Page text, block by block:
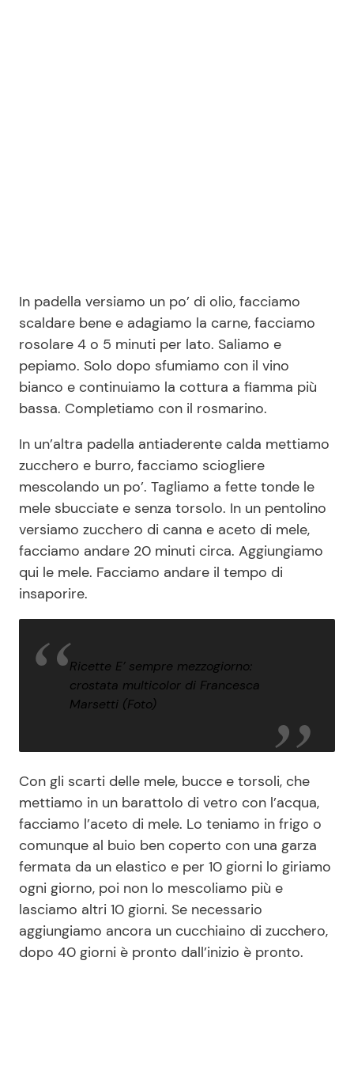
In padella versiamo un po’ di olio, facciamo
scaldare bene e adagiamo la carne, facciamo
rosolare 4 o 5 minuti per lato. Saliamo e
pepiamo. Solo dopo sfumiamo con il vino
bianco e continuiamo la cottura a fiamma più
bassa. Completiamo con il rosmarino.
In un’altra padella antiaderente calda mettiamo
zucchero e burro, facciamo sciogliere
mescolando un po’. Tagliamo a fette tonde le
mele sbucciate e senza torsolo. In un pentolino
versiamo zucchero di canna e aceto di mele,
facciamo andare 20 minuti circa. Aggiungiamo
qui le mele. Facciamo andare il tempo di
insaporire.
Ricette E’ sempre mezzogiorno:
crostata multicolor di Francesca
Marsetti (Foto)
Con gli scarti delle mele, bucce e torsoli, che
mettiamo in un barattolo di vetro con l’acqua,
facciamo l’aceto di mele. Lo teniamo in frigo o
comunque al buio ben coperto con una garza
fermata da un elastico e per 10 giorni lo giriamo
ogni giorno, poi non lo mescoliamo più e
lasciamo altri 10 giorni. Se necessario
aggiungiamo ancora un cucchiaino di zucchero,
dopo 40 giorni è pronto dall’inizio è pronto.